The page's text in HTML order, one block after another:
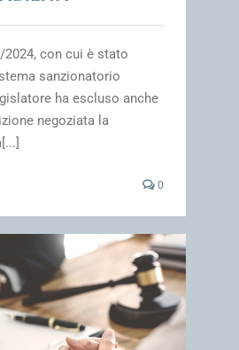
2024, con cui è stato
sanzionatorio
ha escluso anche
negoziata la
0